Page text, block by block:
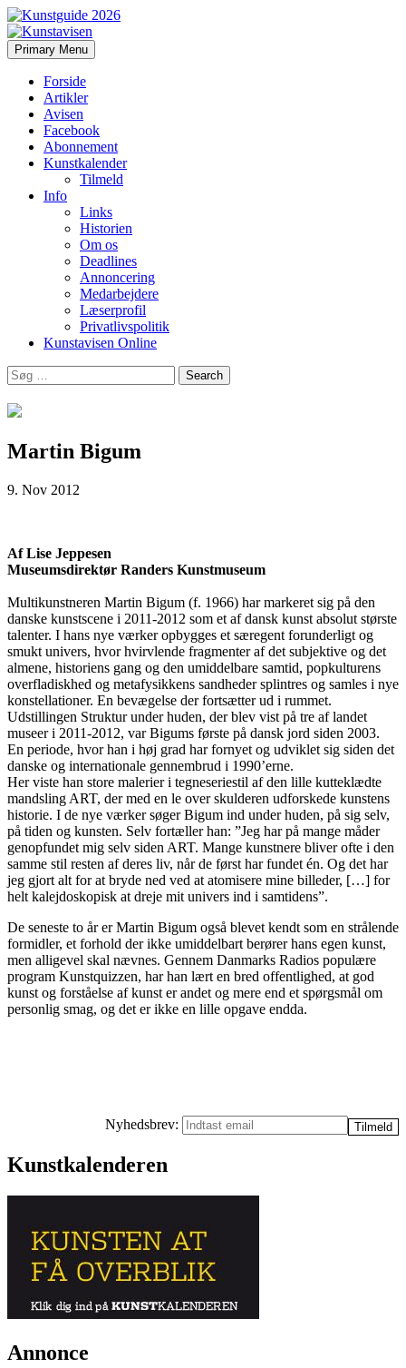
Kunstavisen
Search
Primary Menu Skip
to
Forside
Artikler
Avisen
Facebook
Abonnement
Kunstkalender
Tilmeld
Info
Links
Historien
Om os
Deadlines
Annoncering
Medarbejdere
Læserprofil
Privatlivspolitik
Kunstavisen Online
Search
for:
Martin Bigum
9. Nov 2012
Af Lise Jeppesen
Museumsdirektør Randers Kunstmuseum
Multikunstneren Martin Bigum (f. 1966) har markeret sig på den
danske kunstscene i 2011-2012 som et af dansk kunst absolut største
talenter. I hans nye værker opbygges et særegent forunderligt og
smukt univers, hvor hvirvlende fragmenter af det subjektive og det
almene, historiens gang og den umiddelbare samtid, popkulturens
overfladiskhed og metafysikkens sandheder splintres og samles i nye
konstellationer. En bevægelse der fortsætter ud i rummet.
Udstillingen Struktur under huden, der blev vist på tre af landet
museer i 2011-2012, var Bigums første på dansk jord siden 2003.
En periode, hvor han i høj grad har fornyet og udviklet sig siden det
danske og internationale gennembrud i 1990’erne.
Her viste han store malerier i tegneseriestil af den lille kutteklædte
mandsling ART, der med en le over skulderen udforskede kunstens
historie. I de nye værker søger Bigum ind under huden, på sig selv,
på tiden og kunsten. Selv fortæller han: ”Jeg har på mange måder
genopfundet mig selv siden ART. Mange kunstnere bliver ofte i den
samme stil resten af deres liv, når de først har fundet én. Og det har
jeg gjort alt for at bryde ned ved at atomisere mine billeder, […] for
helt kalejdoskopisk at dreje mit univers ind i samtidens”.
De seneste to år er Martin Bigum også blevet kendt som en strålende
formidler, et forhold der ikke umiddelbart berører hans egen kunst,
men alligevel skal nævnes. Gennem Danmarks Radios populære
program Kunstquizzen, har han lært en bred offentlighed, at god
kunst og forståelse af kunst er andet og mere end et spørgsmål om
personlig smag, og det er ikke en lille opgave endda.
Nyhedsbrev:
Kunstkalenderen
Annonce